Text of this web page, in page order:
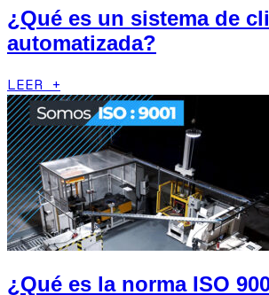
¿Qué es un sistema de
automatizada?
LEER +
¿Qué es la norma ISO